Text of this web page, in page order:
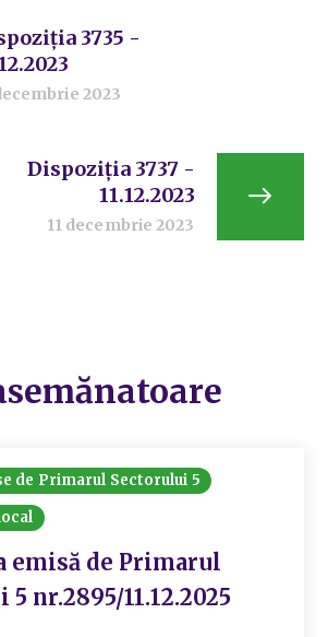
3735 -
2023
Dispoziția 3737 -
11.12.2023
11 decembrie 2023
de Primarul Sectorului 5
emisă de Primarul
nr.2895/11.12.2025